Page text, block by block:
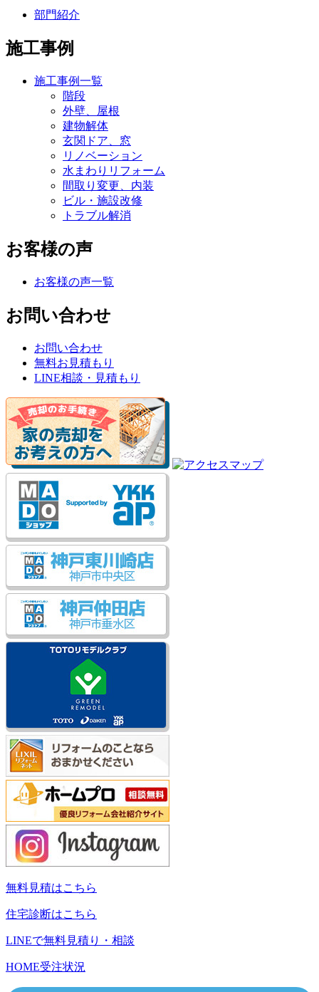
部門紹介
施工事例
施工事例一覧
階段
外壁、屋根
建物解体
玄関ドア、窓
リノベーション
水まわりリフォーム
間取り変更、内装
ビル・施設改修
トラブル解消
お客様の声
お客様の声一覧
お問い合わせ
お問い合わせ
無料お見積もり
LINE相談・見積もり
無料見積はこちら
住宅診断はこちら
LINEで無料見積り・相談
HOME受注状況